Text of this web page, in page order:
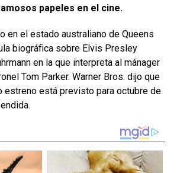
papeles en el cine.
en el estado australiano de Queens
biográfica sobre Elvis Presley
en la que interpreta al mánager
Tom Parker. Warner Bros. dijo que
estreno está previsto para octubre de